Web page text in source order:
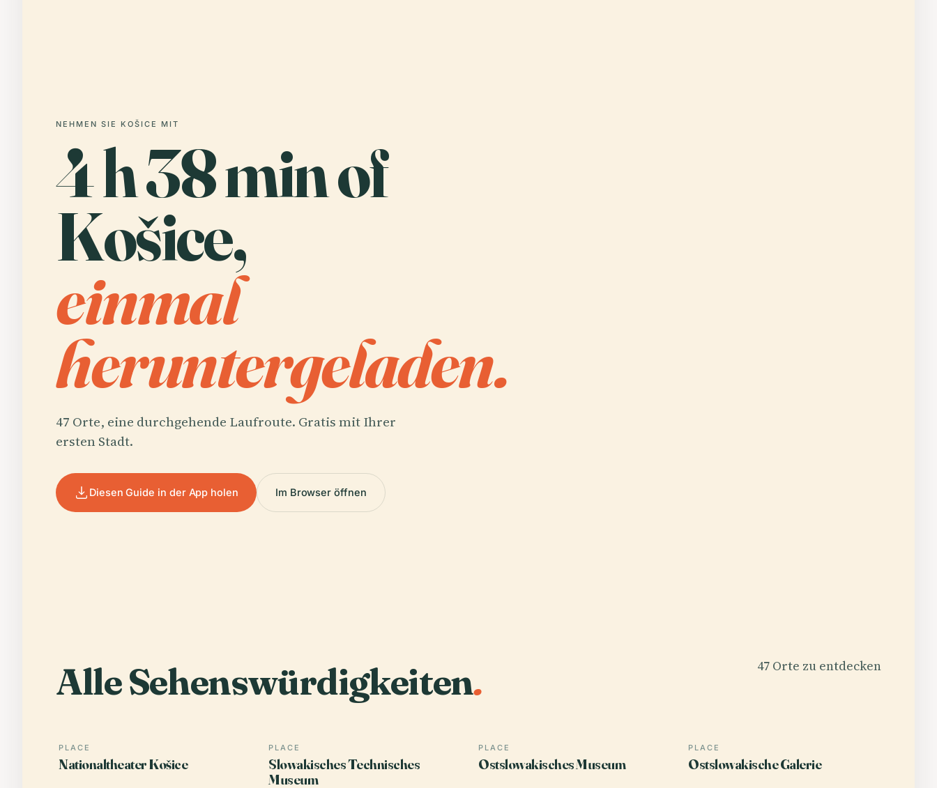
NEHMEN SIE KOŠICE MIT
4 h 38 min of
Košice,
einmal
heruntergeladen.
47 Orte, eine durchgehende Laufroute. Gratis mit Ihrer
ersten Stadt.
Diesen Guide in der App holen Im Browser öffnen
Alle Sehenswürdigkeiten. 47 Orte zu entdecken
PLACE
Nationaltheater Košice
PLACE
Slowakisches Technisches
Museum
PLACE
Ostslowakisches Museum
PLACE
Ostslowakische Galerie